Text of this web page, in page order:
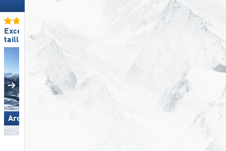
Excellente
taille de domaine skiable
Arosa Lenzerheide
Excellente
taille de domaine skiable
Madonna di Campiglio/​Pinzolo/​